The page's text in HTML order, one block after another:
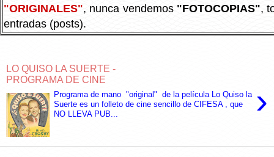
"ORIGINALES", nunca vendemos "FOTOCOPIAS",
entradas (posts).
LO QUISO LA SUERTE -
PROGRAMA DE CINE
›
Programa de mano "original" de la película Lo Quiso la
Suerte es un folleto de cine sencillo de CIFESA , que
NO LLEVA PUB...